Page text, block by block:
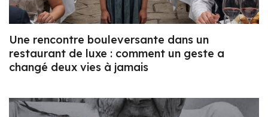
Une rencontre bouleversante dans un
restaurant de luxe : comment un geste a
changé deux vies à jamais